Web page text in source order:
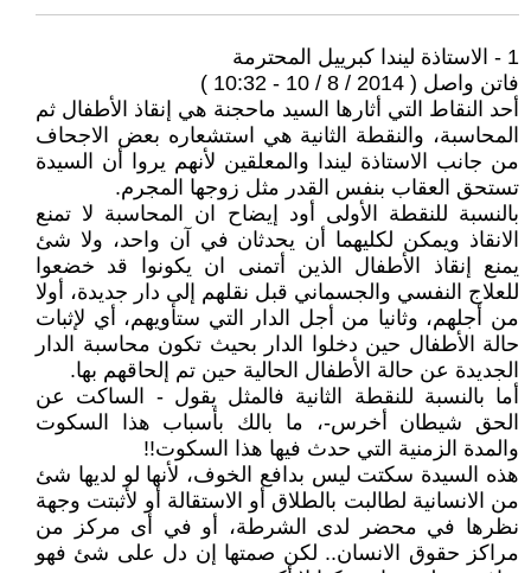
1 - الاستاذة ليندا كبرييل المحترمة
فاتن واصل ( 2014 / 8 / 10 - 10:32 )
أحد النقاط التي أثارها السيد ماحجنة هي إنقاذ الأطفال ثم
المحاسبة، والنقطة الثانية هي استشعاره بعض الاجحاف
من جانب الاستاذة ليندا والمعلقين لأنهم يروا أن السيدة
تستحق العقاب بنفس القدر مثل زوجها المجرم.
بالنسبة للنقطة الأولى أود إيضاح ان المحاسبة لا تمنع
الانقاذ ويمكن لكليهما أن يحدثان في آن واحد، ولا شئ
يمنع إنقاذ الأطفال الذين أتمنى ان يكونوا قد خضعوا
للعلاج النفسي والجسماني قبل نقلهم إلى دار جديدة، أولا
من أجلهم، وثانيا من أجل الدار التي ستأويهم، أي لإثبات
حالة الأطفال حين دخلوا الدار بحيث تكون محاسبة الدار
الجديدة عن حالة الأطفال الحالية حين تم إلحاقهم بها.
أما بالنسبة للنقطة الثانية فالمثل يقول - الساكت عن
الحق شيطان أخرس-، ما بالك بأسباب هذا السكوت
والمدة الزمنية التي حدث فيها هذا السكوت!!
هذه السيدة سكتت ليس بدافع الخوف، لأنها لو لديها شئ
من الانسانية لطالبت بالطلاق أو الاستقالة أو لأثبتت وجهة
نظرها في محضر لدى الشرطة، أو في أى مركز من
مراكز حقوق الانسان.. لكن صمتها إن دل على شئ فهو